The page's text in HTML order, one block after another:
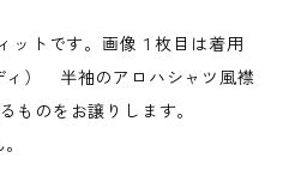
ットです。画像１枚目は着用
ィ） 半袖のアロハシャツ風襟
ものをお譲りします。